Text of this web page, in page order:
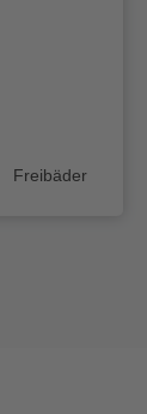
Kategorie
Freibäder